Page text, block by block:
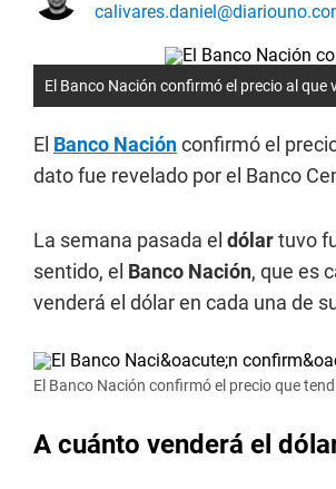
El Banco Nación confirmó el precio al que
El Banco Naciónconfirmó el
dato fue revelado por el Banco
La semana pasada el dólartuvo
sentido, el Banco Nación, que es
venderá el dólar en cada una de
El Banco Nación confirmó el precio que
A cuánto venderá el